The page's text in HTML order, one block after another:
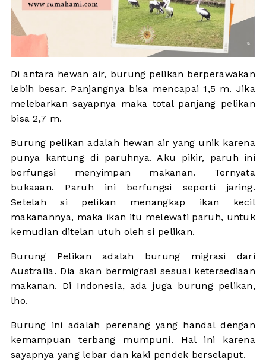
Di antara hewan air, burung pelikan berperawakan
lebih besar. Panjangnya bisa mencapai 1,5 m. Jika
melebarkan sayapnya maka total panjang pelikan
bisa 2,7 m.
Burung pelikan adalah hewan air yang unik karena
punya kantung di paruhnya. Aku pikir, paruh ini
berfungsi menyimpan makanan. Ternyata
bukaaan. Paruh ini berfungsi seperti jaring.
Setelah si pelikan menangkap ikan kecil
makanannya, maka ikan itu melewati paruh, untuk
kemudian ditelan utuh oleh si pelikan.
Burung Pelikan adalah burung migrasi dari
Australia. Dia akan bermigrasi sesuai ketersediaan
makanan. Di Indonesia, ada juga burung pelikan,
lho.
Burung ini adalah perenang yang handal dengan
kemampuan terbang mumpuni. Hal ini karena
sayapnya yang lebar dan kaki pendek berselaput.